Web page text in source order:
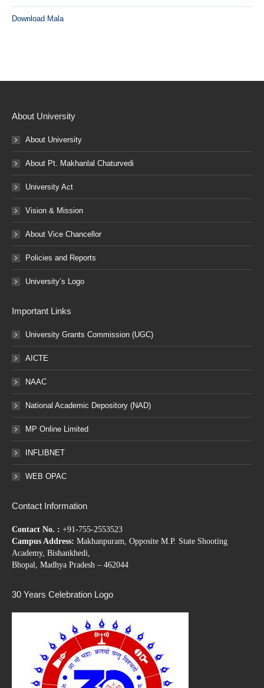
Download Mala
About University
About University
About Pt. Makhanlal Chaturvedi
University Act
Vision & Mission
About Vice Chancellor
Policies and Reports
University’s Logo
Important Links
University Grants Commission (UGC)
AICTE
NAAC
National Academic Depository (NAD)
MP Online Limited
INFLIBNET
WEB OPAC
Contact Information
Contact No. : +91-755-2553523
Campus Address: Makhanpuram, Opposite M.P. State Shooting
Academy, Bishankhedi,
Bhopal, Madhya Pradesh – 462044
30 Years Celebration Logo